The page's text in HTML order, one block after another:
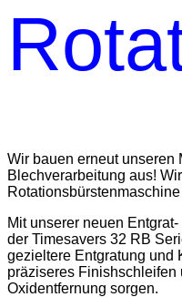
Wir bauen erneut unseren
Blechverarbeitung aus!
Mit unserer neuen
der Timesavers 32 RB
gezieltere Entgratung und
präziseres Finishschleifen
Oxidentfernung sorgen.